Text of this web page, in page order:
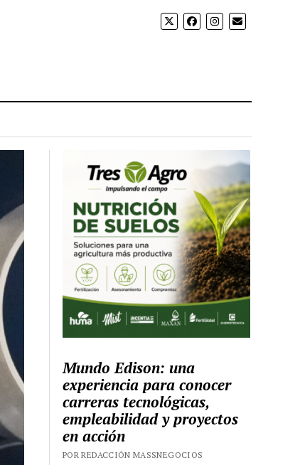
Mundo Edison: una
experiencia para conocer
carreras tecnológicas,
empleabilidad y proyectos
en acción
POR REDACCIÓN MASSNEGOCIOS